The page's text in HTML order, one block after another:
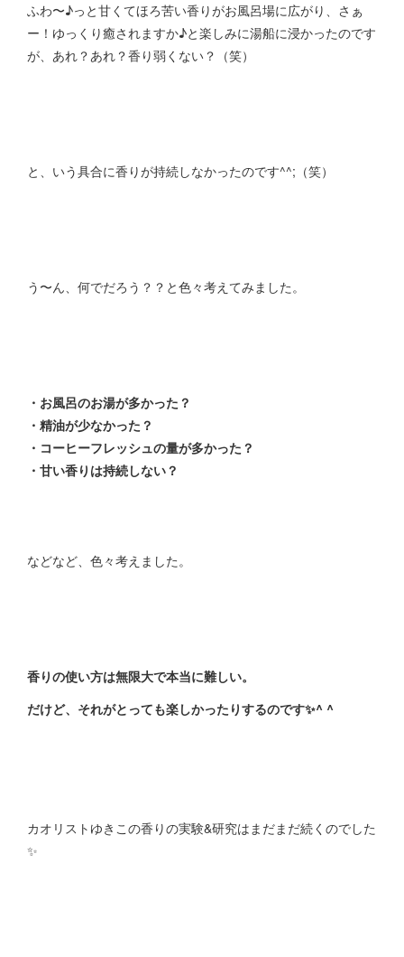
ふわ〜♪っと甘くてほろ苦い香りがお風呂場に広がり、さぁ
ー！ゆっくり癒されますか♪と楽しみに湯船に浸かったのです
が、あれ？あれ？香り弱くない？（笑）
と、いう具合に香りが持続しなかったのです^^;（笑）
う〜ん、何でだろう？？と色々考えてみました。
・お風呂のお湯が多かった？
・精油が少なかった？
・コーヒーフレッシュの量が多かった？
・甘い香りは持続しない？
などなど、色々考えました。
香りの使い方は無限大で本当に難しい。
だけど、それがとっても楽しかったりするのです✨^ ^
カオリストゆきこの香りの実験&研究はまだまだ続くのでした
✨